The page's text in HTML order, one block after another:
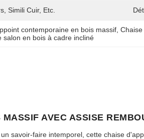
Simili Cuir, Etc.
contemporaine en bois massif
salon en bois à cadre incliné
AVEC ASSISE
savoir-faire intemporel, cette chaise